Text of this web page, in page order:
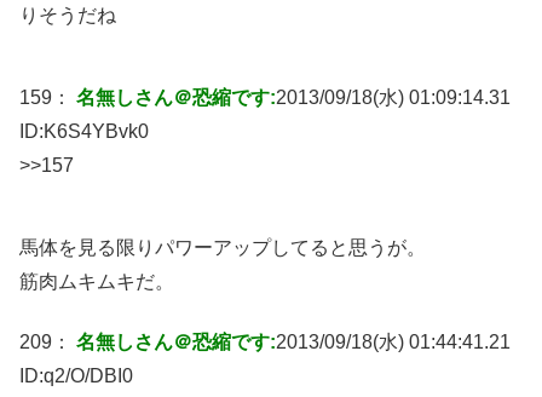
りそうだね
159： 名無しさん＠恐縮です:2013/09/18(水) 01:09:14.31
ID:K6S4YBvk0
>>157
馬体を見る限りパワーアップしてると思うが。
筋肉ムキムキだ。
209： 名無しさん＠恐縮です:2013/09/18(水) 01:44:41.21
ID:q2/O/DBI0